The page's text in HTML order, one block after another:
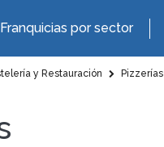
Franquicias por sector
y Restauración Pizzerías